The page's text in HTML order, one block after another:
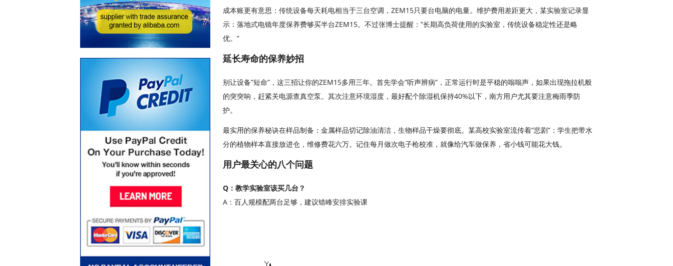
成本账更有意思：传统设备每天耗电相当于三台空调，ZEM15只要台电脑的电量。维护费用差距更大，某实验室记录显
示：落地式电镜年度保养费够买半台ZEM15。不过张博士提醒：”长期高负荷使用的实验室，传统设备稳定性还是略
优。”
延长寿命的保养妙招
别让设备”短命”，这三招让你的ZEM15多用三年。首先学会”听声辨病”，正常运行时是平稳的嗡嗡声，如果出现拖拉机般
的突突响，赶紧关电源查真空泵。其次注意环境湿度，最好配个除湿机保持40%以下，南方用户尤其要注意梅雨季防
护。
最实用的保养秘诀在样品制备：金属样品切记除油清洁，生物样品干燥要彻底。某高校实验室流传着”悲剧”：学生把带水
分的植物样本直接放进仓，维修费花六万。记住每月做次电子枪校准，就像给汽车做保养，省小钱可能花大钱。
用户最关心的八个问题
Q：教学实验室该买几台？
A：百人规模配两台足够，建议错峰安排实验课